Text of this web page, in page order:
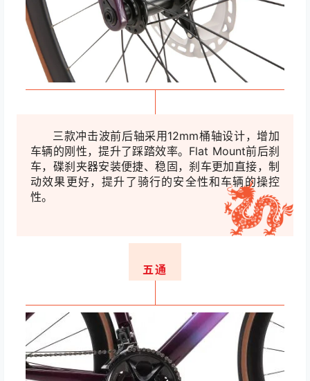
三款冲击波前后轴采用12mm桶轴设计，增加
车辆的刚性，提升了踩踏效率。Flat Mount前后刹
车，碟刹夹器安装便捷、稳固，刹车更加直接，制
动效果更好，提升了骑行的安全性和车辆的操控
性。
五通